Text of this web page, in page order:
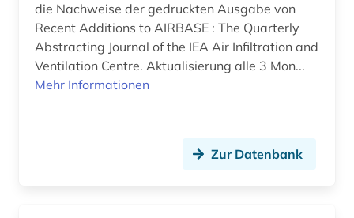
die Nachweise der gedruckten Ausgabe von
Recent Additions to AIRBASE : The Quarterly
Abstracting Journal of the IEA Air Infiltration and
Ventilation Centre. Aktualisierung alle 3 Mon...
Mehr Informationen
Zur Datenbank